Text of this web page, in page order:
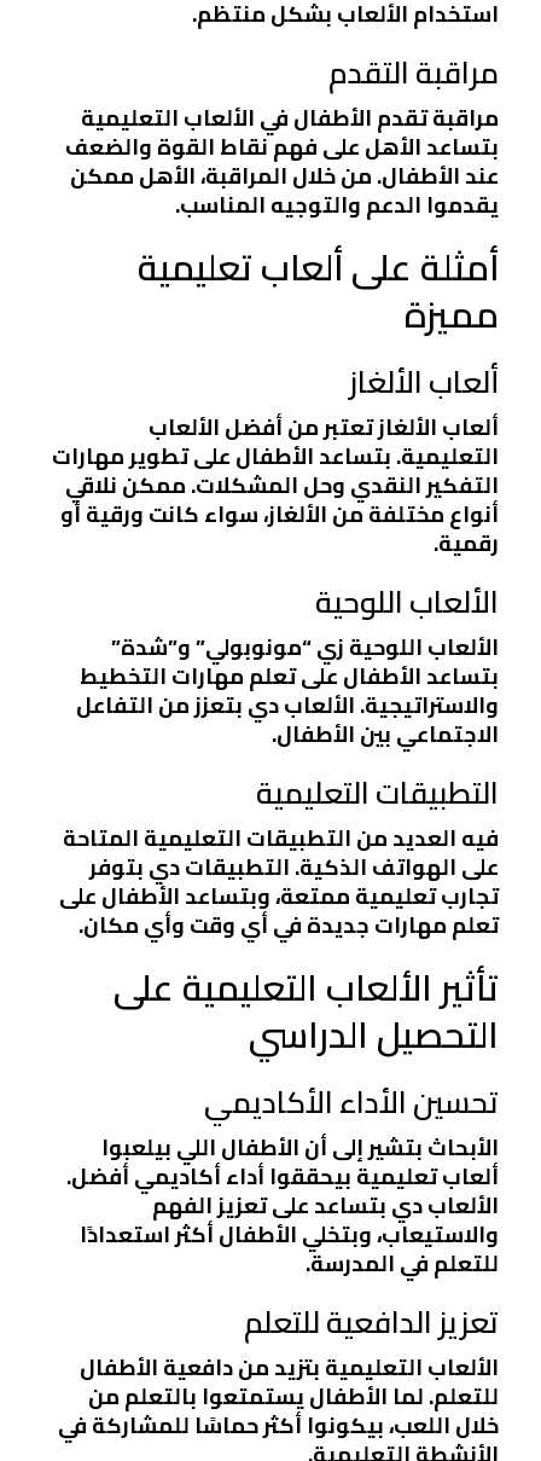
استخدام الألعاب بشكل منتظم.
مراقبة التقدم
مراقبة تقدم الأطفال في الألعاب التعليمية
بتساعد الأهل على فهم نقاط القوة والضعف
عند الأطفال. من خلال المراقبة، الأهل ممكن
يقدموا الدعم والتوجيه المناسب.
أمثلة على ألعاب تعليمية
مميزة
ألعاب الألغاز
ألعاب الألغاز تعتبر من أفضل الألعاب
التعليمية. بتساعد الأطفال على تطوير مهارات
التفكير النقدي وحل المشكلات. ممكن نلاقي
أنواع مختلفة من الألغاز، سواء كانت ورقية أو
رقمية.
الألعاب اللوحية
الألعاب اللوحية زي “مونوبولي” و”شدة”
بتساعد الأطفال على تعلم مهارات التخطيط
والاستراتيجية. الألعاب دي بتعزز من التفاعل
الاجتماعي بين الأطفال.
التطبيقات التعليمية
فيه العديد من التطبيقات التعليمية المتاحة
على الهواتف الذكية. التطبيقات دي بتوفر
تجارب تعليمية ممتعة، وبتساعد الأطفال على
تعلم مهارات جديدة في أي وقت وأي مكان.
تأثير الألعاب التعليمية على
التحصيل الدراسي
تحسين الأداء الأكاديمي
الأبحاث بتشير إلى أن الأطفال اللي بيلعبوا
ألعاب تعليمية بيحققوا أداء أكاديمي أفضل.
الألعاب دي بتساعد على تعزيز الفهم
والاستيعاب، وبتخلي الأطفال أكثر استعدادًا
للتعلم في المدرسة.
تعزيز الدافعية للتعلم
الألعاب التعليمية بتزيد من دافعية الأطفال
للتعلم. لما الأطفال يستمتعوا بالتعلم من
خلال اللعب، بيكونوا أكثر حماسًا للمشاركة في